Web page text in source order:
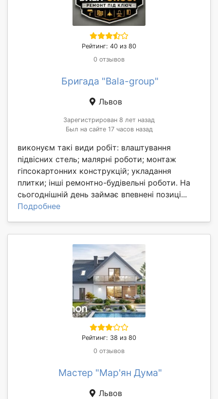
Рейтинг: 40 из 80
0 отзывов
Бригада "Bala-group"
Львов
Зарегистрирован 8 лет назад
Был на сайте 17 часов назад
виконуєм такі види робіт: влаштування
підвісних стель; малярні роботи; монтаж
гіпсокартонних конструкцій; укладання
плитки; інші ремонтно-будівельні роботи. На
сьогоднішній день займає впевнені позиці...
Подробнее
Рейтинг: 38 из 80
0 отзывов
Мастер "Мар'ян Дума"
Львов